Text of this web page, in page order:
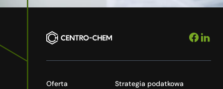
Oferta
Strategia podatkowa